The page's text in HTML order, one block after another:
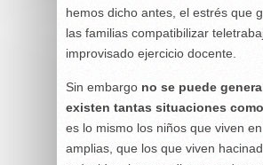
hemos dicho antes, el estrés que
las familias compatibilizar
improvisado ejercicio docente.
Sin embargo no se puede
existen tantas situaciones
es lo mismo los niños que viven
amplias, que los que viven